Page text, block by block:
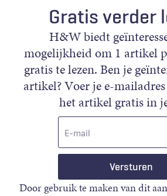
Gratis verder
H&W biedt
mogelijkheid om 1 artikel
gratis te lezen. Ben je
artikel? Voer je e-
het artikel gratis in
Door gebruik te maken van dit